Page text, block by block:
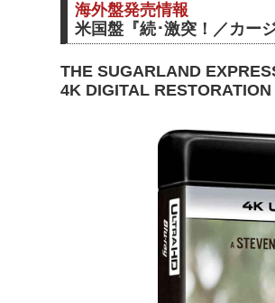
海外盤発売情報
米国盤『続･激突！／カー
THE SUGARLAND
4K DIGITAL RESTORATION